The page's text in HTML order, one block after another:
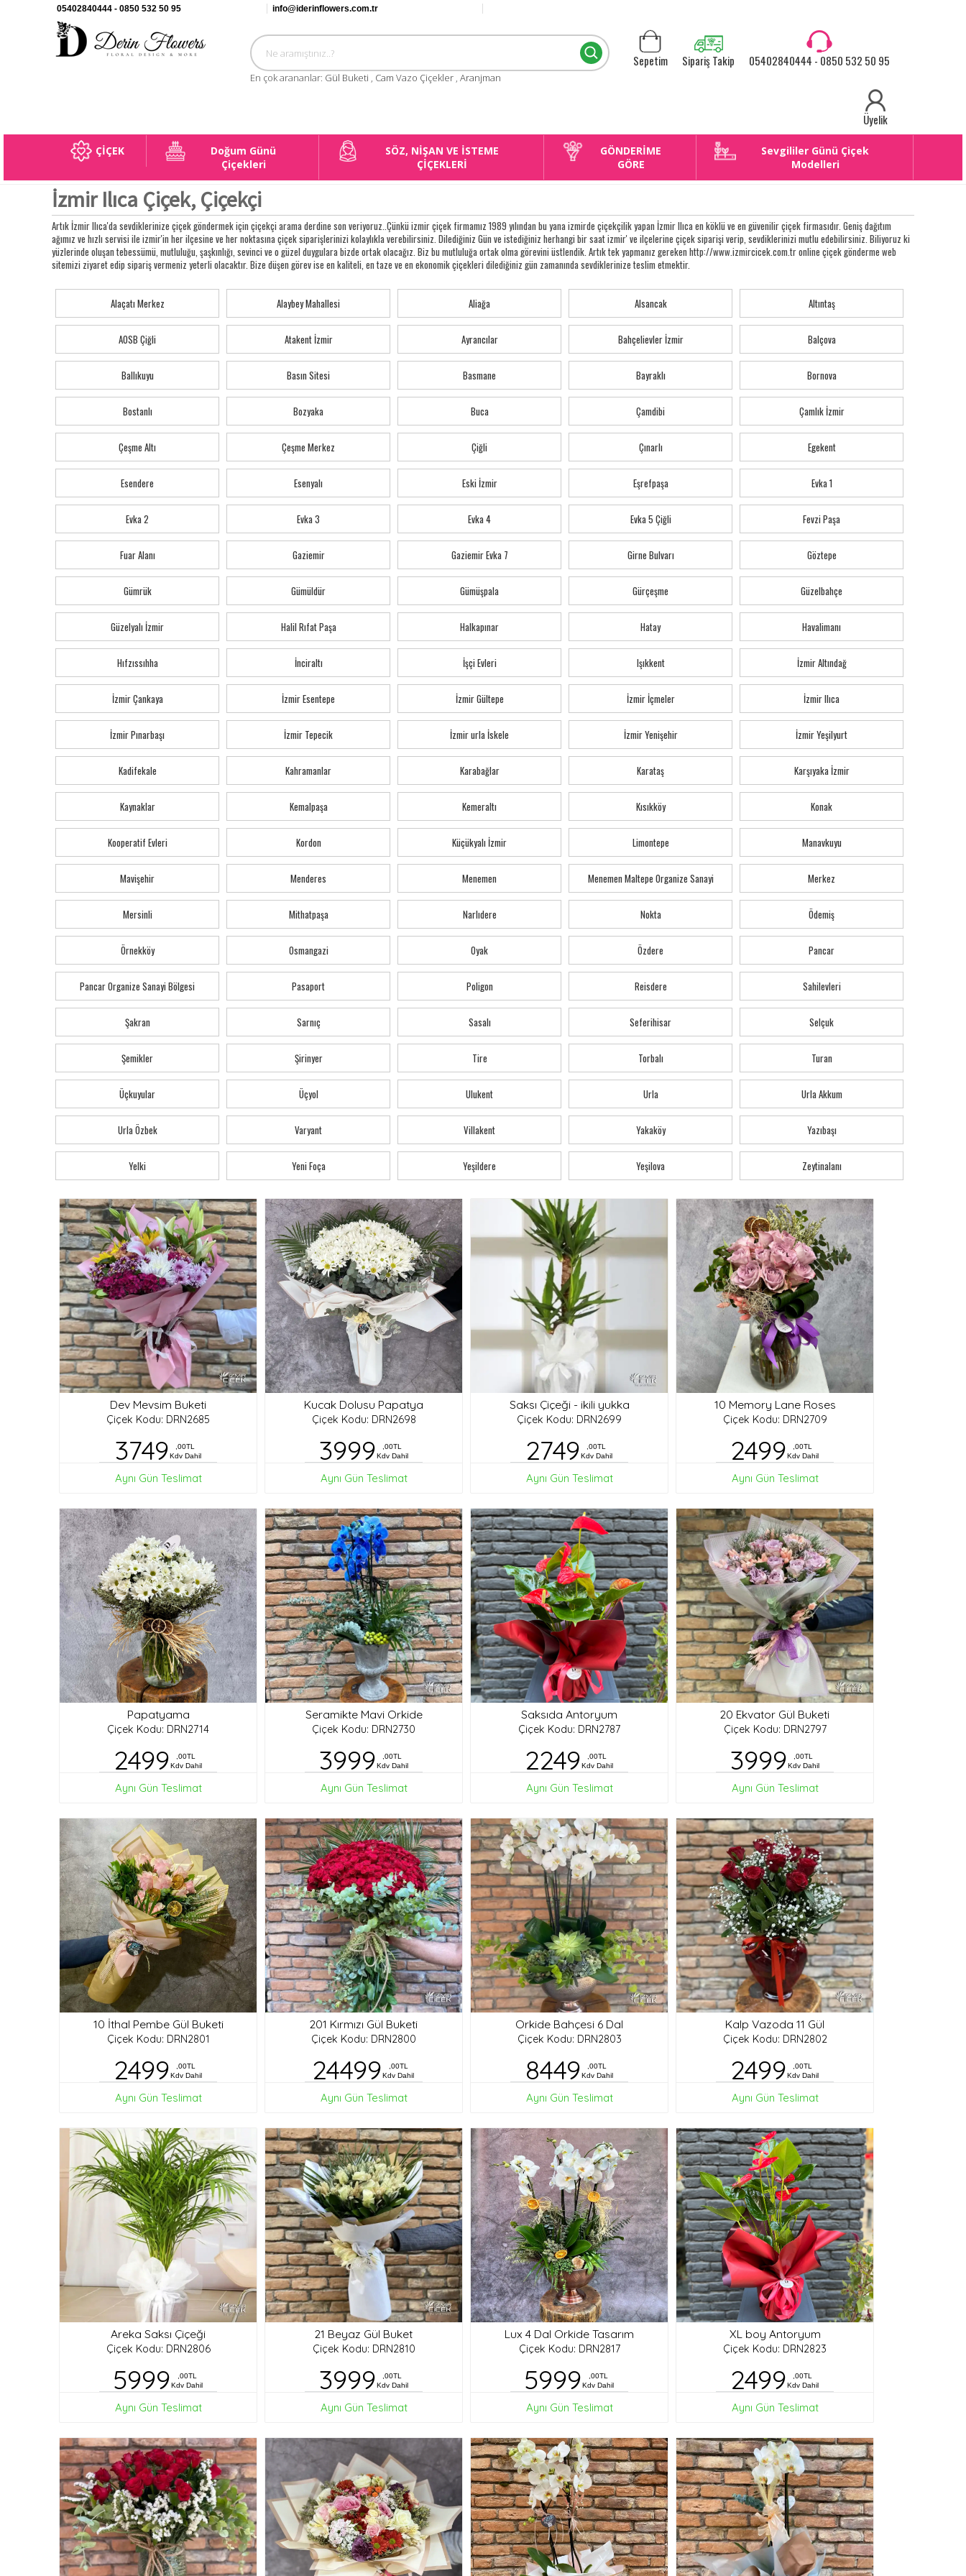
05402840444 - 0850 532 50 95 info@iderinflowers.com.tr
En çok arananlar: Gül Buketi , Cam Vazo Çiçekler , Aranjman
05402840444 - 0850 532 50 95
Sipariş Takip
Sepetim
Üyelik
ÇİÇEK
Doğum Günü
Çiçekleri
SÖZ, NİŞAN VE İSTEME
ÇİÇEKLERİ
GÖNDERİME
GÖRE
Sevgililer Günü Çiçek
Modelleri
İzmir Ilıca Çiçek, Çiçekçi
Artık İzmir Ilıca'da sevdiklerinize çiçek göndermek için çiçekçi arama derdine son veriyoruz..Çünkü izmir çiçek firmamız 1989 yılından bu yana izmirde çiçekçilik yapan İzmir Ilıca en köklü ve en güvenilir çiçek firmasıdır. Geniş dağıtım
ağımız ve hızlı servisi ile izmir'in her ilçesine ve her noktasına çiçek siparişlerinizi kolaylıkla verebilirsiniz. Dilediğiniz Gün ve istediğiniz herhangi bir saat izmir' ve ilçelerine çiçek siparişi verip, sevdiklerinizi mutlu edebilirsiniz. Biliyoruz ki
yüzlerinde oluşan tebessümü, mutluluğu, şaşkınlığı, sevinci ve o güzel duygulara bizde ortak olacağız. Biz bu mutluluğa ortak olma görevini üstlendik. Artık tek yapmanız gereken http://www.izmircicek.com.tr online çiçek gönderme web
sitemizi ziyaret edip sipariş vermeniz yeterli olacaktır. Bize düşen görev ise en kaliteli, en taze ve en ekonomik çiçekleri dilediğiniz gün zamanında sevdiklerinize teslim etmektir.
Alaçatı Merkez Alaybey Mahallesi Aliağa Alsancak Altıntaş
AOSB Çiğli Atakent İzmir Ayrancılar Bahçelievler İzmir Balçova
Ballıkuyu Basın Sitesi Basmane Bayraklı Bornova
Bostanlı Bozyaka Buca Çamdibi Çamlık İzmir
Çeşme Altı Çeşme Merkez Çiğli Çınarlı Egekent
Esendere Esenyalı Eski İzmir Eşrefpaşa Evka 1
Evka 2 Evka 3 Evka 4 Evka 5 Çiğli Fevzi Paşa
Fuar Alanı Gaziemir Gaziemir Evka 7 Girne Bulvarı Göztepe
Gümrük Gümüldür Gümüşpala Gürçeşme Güzelbahçe
Güzelyalı İzmir Halil Rıfat Paşa Halkapınar Hatay Havalimanı
Hıfzıssıhha İnciraltı İşçi Evleri Işıkkent İzmir Altındağ
İzmir Çankaya İzmir Esentepe İzmir Gültepe İzmir İçmeler İzmir Ilıca
İzmir Pınarbaşı İzmir Tepecik İzmir urla İskele İzmir Yenişehir İzmir Yeşilyurt
Kadifekale Kahramanlar Karabağlar Karataş Karşıyaka İzmir
Kaynaklar Kemalpaşa Kemeraltı Kısıkköy Konak
Kooperatif Evleri Kordon Küçükyalı İzmir Limontepe Manavkuyu
Mavişehir Menderes Menemen Menemen Maltepe Organize Sanayi Merkez
Mersinli Mithatpaşa Narlıdere Nokta Ödemiş
Örnekköy Osmangazi Oyak Özdere Pancar
Pancar Organize Sanayi Bölgesi Pasaport Poligon Reisdere Sahilevleri
Şakran Sarnıç Sasalı Seferihisar Selçuk
Şemikler Şirinyer Tire Torbalı Turan
Üçkuyular Üçyol Ulukent Urla Urla Akkum
Urla Özbek Varyant Villakent Yakaköy Yazıbaşı
Yelki Yeni Foça Yeşildere Yeşilova Zeytinalanı
Dev Mevsim Buketi
Çiçek Kodu: DRN2685
3749
,00TL
Kdv Dahil
Aynı Gün Teslimat
Kucak Dolusu Papatya
Çiçek Kodu: DRN2698
3999
,00TL
Kdv Dahil
Aynı Gün Teslimat
Saksı Çiçeği - ikili yukka
Çiçek Kodu: DRN2699
2749
,00TL
Kdv Dahil
Aynı Gün Teslimat
10 Memory Lane Roses
Çiçek Kodu: DRN2709
2499
,00TL
Kdv Dahil
Aynı Gün Teslimat
Papatyama
Çiçek Kodu: DRN2714
2499
,00TL
Kdv Dahil
Aynı Gün Teslimat
Seramikte Mavi Orkide
Çiçek Kodu: DRN2730
3999
,00TL
Kdv Dahil
Aynı Gün Teslimat
Saksıda Antoryum
Çiçek Kodu: DRN2787
2249
,00TL
Kdv Dahil
Aynı Gün Teslimat
20 Ekvator Gül Buketi
Çiçek Kodu: DRN2797
3999
,00TL
Kdv Dahil
Aynı Gün Teslimat
10 İthal Pembe Gül Buketi
Çiçek Kodu: DRN2801
2499
,00TL
Kdv Dahil
Aynı Gün Teslimat
201 Kırmızı Gül Buketi
Çiçek Kodu: DRN2800
24499
,00TL
Kdv Dahil
Aynı Gün Teslimat
Orkide Bahçesi 6 Dal
Çiçek Kodu: DRN2803
8449
,00TL
Kdv Dahil
Aynı Gün Teslimat
Kalp Vazoda 11 Gül
Çiçek Kodu: DRN2802
2499
,00TL
Kdv Dahil
Aynı Gün Teslimat
Areka Saksı Çiçeği
Çiçek Kodu: DRN2806
5999
,00TL
Kdv Dahil
Aynı Gün Teslimat
21 Beyaz Gül Buket
Çiçek Kodu: DRN2810
3999
,00TL
Kdv Dahil
Aynı Gün Teslimat
Lux 4 Dal Orkide Tasarım
Çiçek Kodu: DRN2817
5999
,00TL
Kdv Dahil
Aynı Gün Teslimat
XL boy Antoryum
Çiçek Kodu: DRN2823
2499
,00TL
Kdv Dahil
Aynı Gün Teslimat